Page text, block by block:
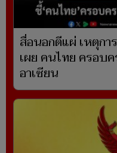
สื่อนอกตีแผ่ เหตุก
เผย คนไทย ครอบ
อาเซียน